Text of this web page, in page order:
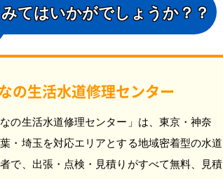
てはいかがでしょうか？？
の生活水道修理センター
なの生活水道修理センター」は、東京・神奈
・埼玉を対応エリアとする地域密着型の水道
で、出張・点検・見積りがすべて無料、見積